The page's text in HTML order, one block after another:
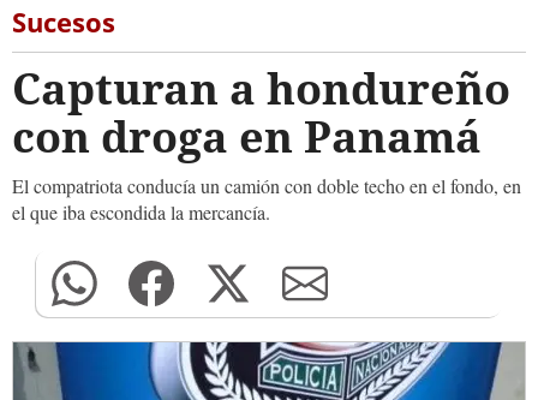
Sucesos
Capturan a hondureño
con droga en Panamá
El compatriota conducía un camión con doble techo en el fondo, en
el que iba escondida la mercancía.